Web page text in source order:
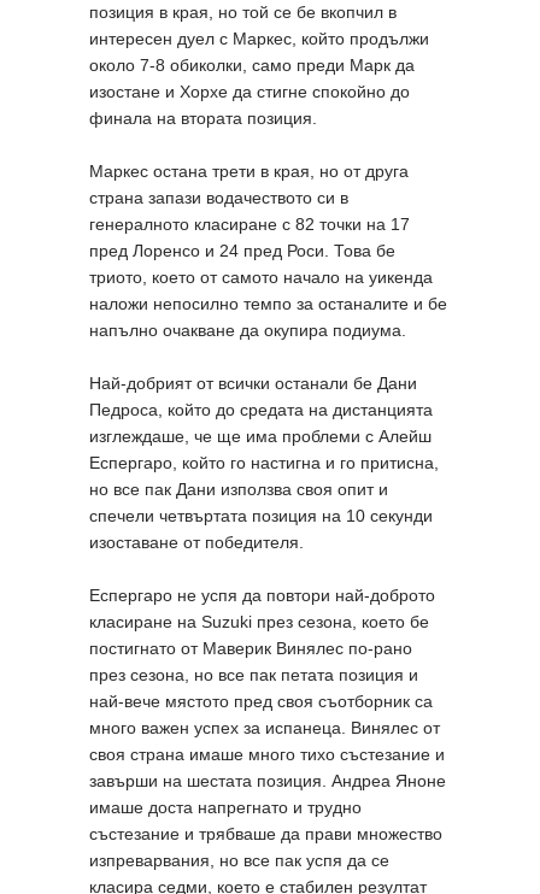
позиция в края, но той се бе вкопчил в
интересен дуел с Маркес, който продължи
около 7-8 обиколки, само преди Марк да
изостане и Хорхе да стигне спокойно до
финала на втората позиция.
Маркес остана трети в края, но от друга
страна запази водачеството си в
генералното класиране с 82 точки на 17
пред Лоренсо и 24 пред Роси. Това бе
триото, което от самото начало на уикенда
наложи непосилно темпо за останалите и бе
напълно очакване да окупира подиума.
Най-добрият от всички останали бе Дани
Педроса, който до средата на дистанцията
изглеждаше, че ще има проблеми с Алейш
Еспергаро, който го настигна и го притисна,
но все пак Дани използва своя опит и
спечели четвъртата позиция на 10 секунди
изоставане от победителя.
Еспергаро не успя да повтори най-доброто
класиране на Suzuki през сезона, което бе
постигнато от Маверик Винялес по-рано
през сезона, но все пак петата позиция и
най-вече мястото пред своя съотборник са
много важен успех за испанеца. Винялес от
своя страна имаше много тихо състезание и
завърши на шестата позиция. Андреа Яноне
имаше доста напрегнато и трудно
състезание и трябваше да прави множество
изпреварвания, но все пак успя да се
класира седми, което е стабилен резултат